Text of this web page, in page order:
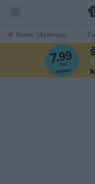
Karas Ukrainoje